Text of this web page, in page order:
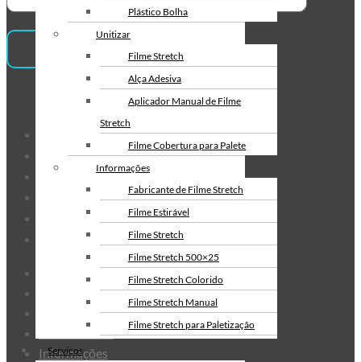
Personalizado
Personalizado
Envelope de Segurança para
Plástico Bolha
Unitizar
Filme Stretch
Alça Adesiva
Aplicador Manual de Filme
Stretch
Filme Cobertura para Palete
Informações
Fabricante de Filme Stretch
Filme Estirável
Filme Stretch
Filme Stretch 500×25
Filme Stretch Colorido
Filme Stretch Manual
Filme Stretch para Paletização
Serviços
Institucional
Produtos
Fale Conosco
Informações
Mapa do Site
Fale Conosco
Informações